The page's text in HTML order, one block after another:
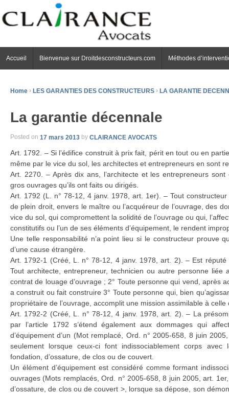
Accueil Bienvenue sur Droitdesconstructeurs.com Méthodes
Home › LES GARANTIES DES CONSTRUCTEURS › LA GARANTIE
La garantie décennale
Posted on 17 mars 2013 by CLAIRANCE AVOCATS
Art. 1792. – Si l’édifice construit à prix fait, périt en tout ou en
même par le vice du sol, les architectes et entrepreneurs en sont
Art. 2270. – Après dix ans, l’architecte et les entrepreneurs
gros ouvrages qu’ils ont faits ou dirigés.
Art. 1792 (L. n° 78-12, 4 janv. 1978, art. 1er). – Tout constructeur
de plein droit, envers le maître ou l’acquéreur de l’ouvrage, des
vice du sol, qui compromettent la solidité de l’ouvrage ou qui,
constitutifs ou l’un de ses éléments d’équipement, le rendent
Une telle responsabilité n’a point lieu si le constructeur prouve
d’une cause étrangère.
Art. 1792-1 (Créé, L. n° 78-12, 4 janv. 1978, art. 2). – Est réputé
Tout architecte, entrepreneur, technicien ou autre personne liée
contrat de louage d’ouvrage ; 2° Toute personne qui vend, après
a construit ou fait construire 3° Toute personne qui, bien
propriétaire de l’ouvrage, accomplit une mission assimilable à celle
Art. 1792-2 (Créé, L. n° 78-12, 4 janv. 1978, art. 2). – La
par l’article 1792 s’étend également aux dommages qui
d’équipement d’un (Mot remplacé, Ord. n° 2005-658, 8 juin
seulement lorsque ceux-ci font indissociablement corps
fondation, d’ossature, de clos ou de couvert.
Un élément d’équipement est considéré comme formant
ouvrages (Mots remplacés, Ord. n° 2005-658, 8 juin 2005, art.
d’ossature, de clos ou de couvert >, lorsque sa dépose, son